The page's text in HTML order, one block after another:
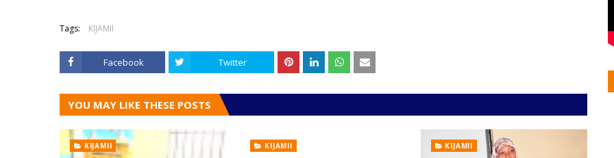
Tags: KIJAMII
Facebook Twitter
YOU MAY LIKE THESE POSTS
KIJAMII KIJAMII KIJAMII